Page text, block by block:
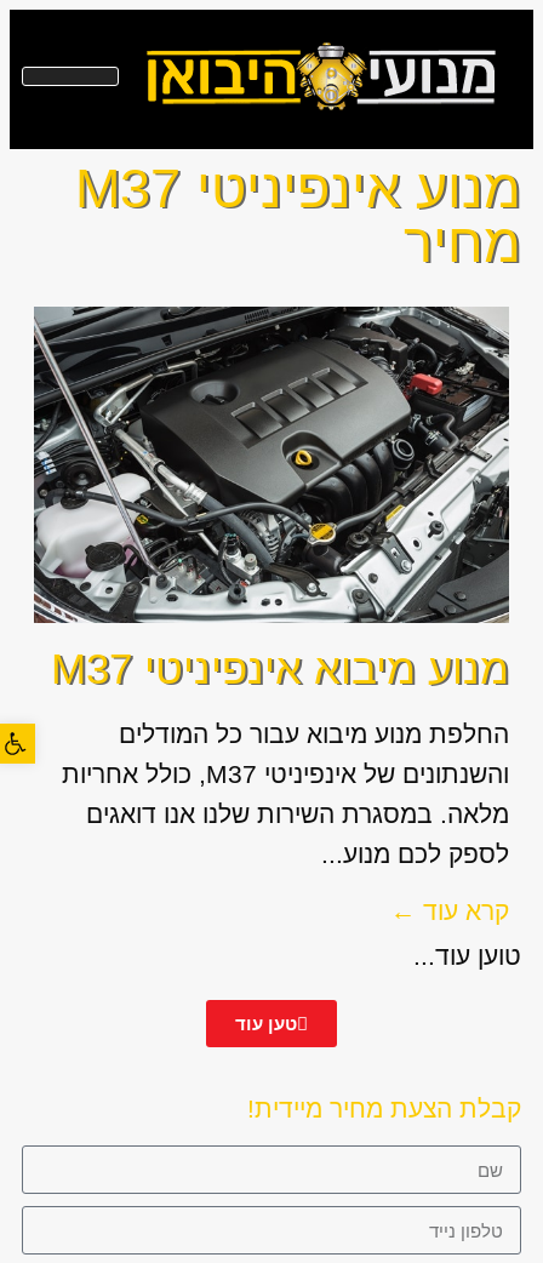
פתח
מנוע אינפיניטי M37
מחיר
מנוע מיבוא אינפיניטי M37
החלפת מנוע מיבוא עבור כל המודלים
והשנתונים של אינפיניטי M37, כולל אחריות
מלאה. במסגרת השירות שלנו אנו דואגים
לספק לכם מנוע...
קרא עוד ←
טוען עוד...
טען עוד
קבלת הצעת מחיר מיידית!